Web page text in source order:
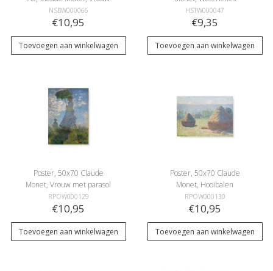
met parasol
NSBW000066
€10,95
Toevoegen aan winkelwagen
HSTW000047
€9,35
Toevoegen aan winkelwagen
Poster, 50x70 Claude
Monet, Vrouw met parasol
RPOW000129
€10,95
Toevoegen aan winkelwagen
Poster, 50x70 Claude
Monet, Hooibalen
RPOW000130
€10,95
Toevoegen aan winkelwagen